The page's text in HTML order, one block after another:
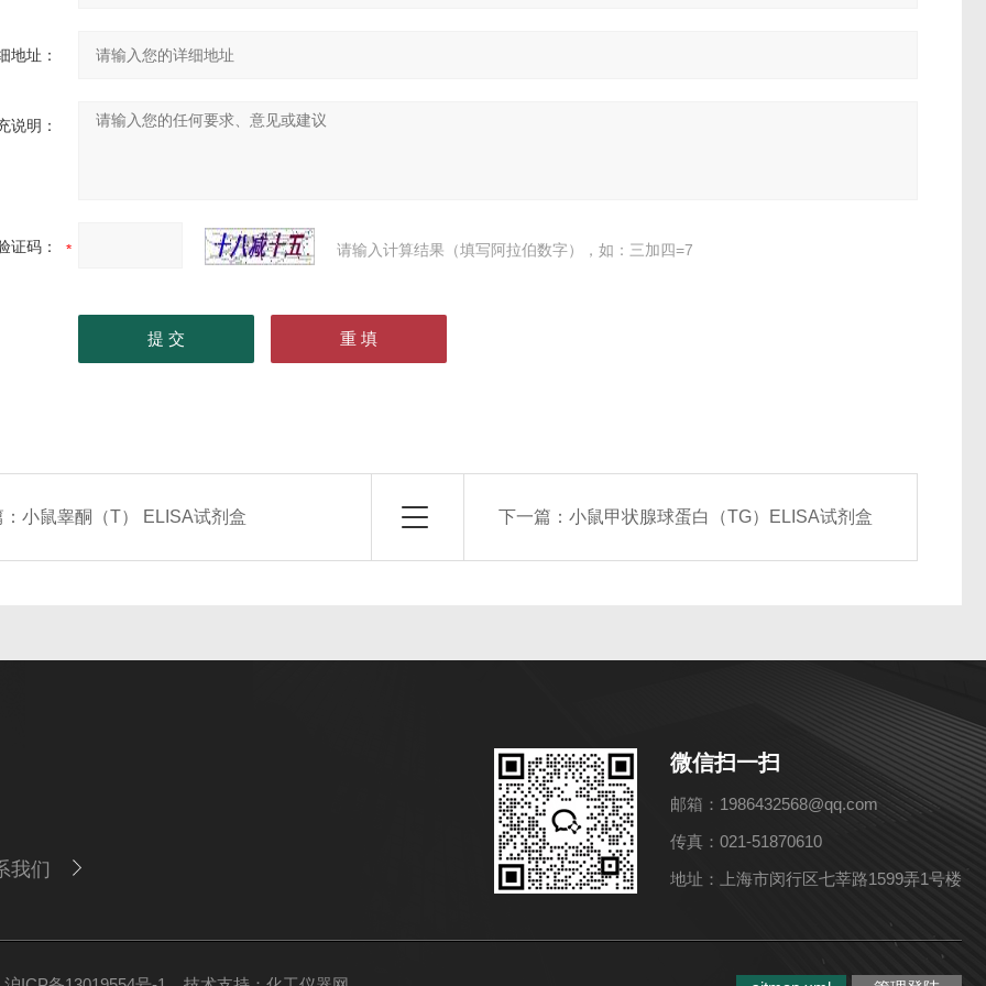
地址：
说明：
证码： 请输入计算结果（填写阿拉伯数字），如：三加四=7
：小鼠睾酮（T） ELISA试剂盒 下一篇： 小鼠甲状腺球蛋白（TG）ELISA试剂盒
我们
微信扫一扫
邮箱：1986432568@qq.com
传真：021-51870610
地址：上海市闵行区七莘路1599弄1号楼